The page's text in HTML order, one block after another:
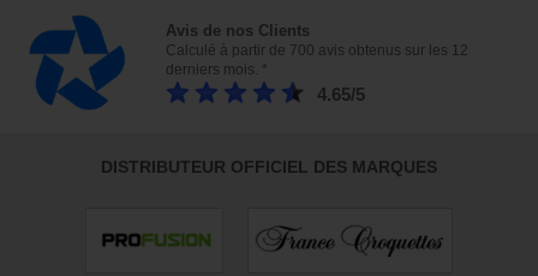
Avis de nos Clients
Calculé à partir de 700 avis obtenus sur les 12
derniers mois. *
4.65/5
DISTRIBUTEUR OFFICIEL DES MARQUES